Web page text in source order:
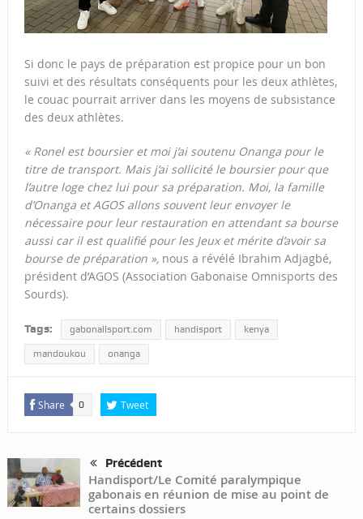
Si donc le pays de préparation est propice pour un bon
suivi et des résultats conséquents pour les deux athlètes,
le couac pourrait arriver dans les moyens de subsistance
des deux athlètes.
« Ronel est boursier et moi j’ai soutenu Onanga pour le
titre de transport. Mais j’ai sollicité le boursier pour que
l’autre loge chez lui pour sa préparation. Moi, la famille
d’Onanga et AGOS allons souvent leur envoyer le
nécessaire pour leur restauration en attendant sa bourse
aussi car il est qualifié pour les Jeux et mérite d’avoir sa
bourse de préparation »,nous a révélé Ibrahim Adjagbé,
président d’AGOS (Association Gabonaise Omnisports des
Sourds).
Tags: gabonallsport.com handisport kenya
mandoukou onanga
Share 0 Tweet
Précédent
Handisport/Le Comité paralympique
gabonais en réunion de mise au point de
certains dossiers